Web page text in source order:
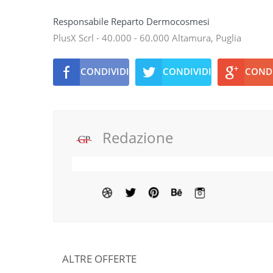
Responsabile Reparto Dermocosmesi
PlusX Scrl - 40.000 - 60.000 Altamura, Puglia
CONDIVIDI CONDIVIDI
Redazione
ALTRE OFFERTE